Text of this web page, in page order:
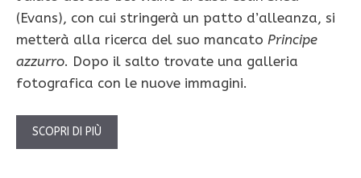
(Evans), con cui stringerà un patto d’alleanza, si
metterà alla ricerca del suo mancato Principe
azzurro. Dopo il salto trovate una galleria
fotografica con le nuove immagini.
SCOPRI DI PIÙ